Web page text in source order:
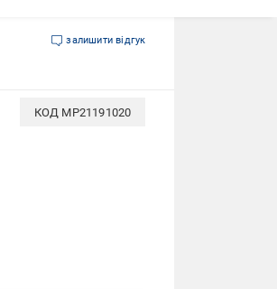
залишити відгук
КОД MP21191020